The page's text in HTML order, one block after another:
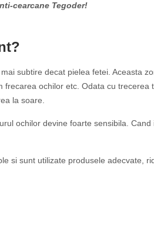
cearcane Tegoder!
subtire decat pielea fetei. Aceasta
ochilor etc. Odata cu
la soare.
ochilor devine foarte sensibila.
si sunt utilizate produsele adecvate,